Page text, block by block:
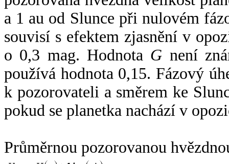
a 1 au od Slunce při nulovém
souvisí s efektem zjasnění v
o 0,3 mag. Hodnota G není
používá hodnota 0,15. Fázový
k pozorovateli a směrem ke
pokud se planetka nachází v
Průměrnou pozorovanou